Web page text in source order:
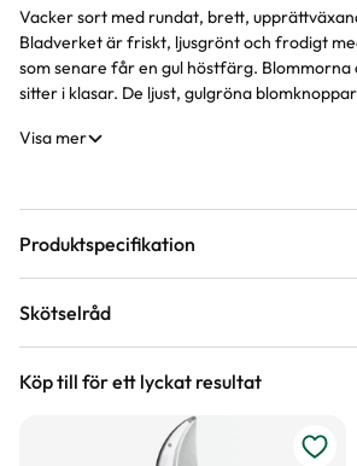
Produktinformation
Vacker sort med rundat, brett,
Bladverket är friskt, ljusgrönt och frodigt
som senare får en gul höstfärg. Blommorna
sitter i klasar. De ljust, gulgröna
Visa mer
Produktspecifikation
Krukstorlek
Hur vi mäter
3 - 4 m Höjd på
Skötselråd
Läge Sol till halvskugga
Vad är odlingszon?
Köp till för ett lyckat resultat